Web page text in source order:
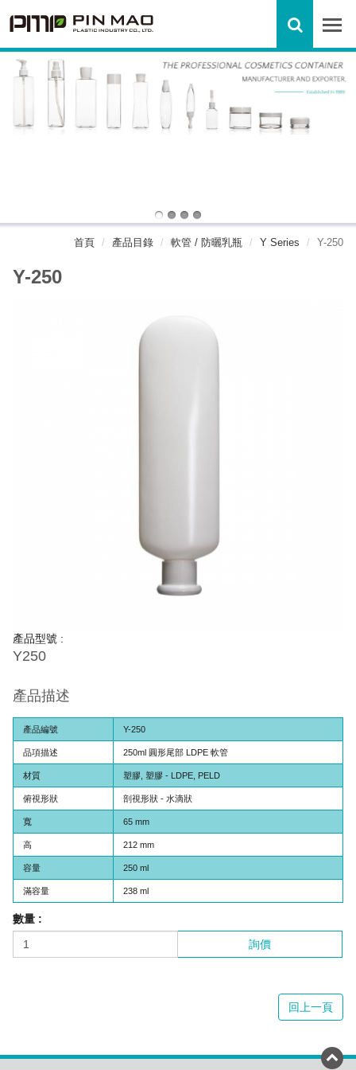
首頁 產品目錄 軟管 / 防曬乳瓶 Y Series Y-250
Y-250
產品型號 :
Y250
產品描述
產品編號 Y-250
品項描述 250ml 圓形尾部 LDPE 軟管
材質 塑膠, 塑膠 - LDPE, PELD
俯視形狀 剖視形狀 - 水滴狀
寬 65 mm
高 212 mm
容量 250 ml
滿容量 238 ml
數量 :
詢價
回上一頁